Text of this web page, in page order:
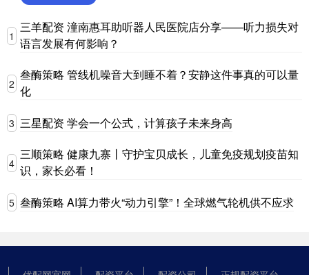
1
三羊配资 潼南惠耳助听器人民医院店分享——听力损失对
语言发展有何影响？
2
叁酶策略 管线机噪音大到睡不着？安静这件事真的可以量
化
3 三星配资 学会一个公式，计算孩子未来身高
4
三顺策略 健康九寨丨守护宝贝成长，儿童免疫规划疫苗知
识，家长必看！
5 叁酶策略 AI算力带火“动力引擎”！全球燃气轮机供不应求